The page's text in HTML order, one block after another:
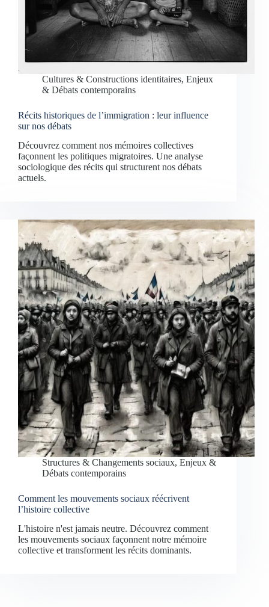
Cultures & Constructions identitaires, Enjeux
& Débats contemporains
Récits historiques de l’immigration : leur influence
sur nos débats
Découvrez comment nos mémoires collectives
façonnent les politiques migratoires. Une analyse
sociologique des récits qui structurent nos débats
actuels.
Structures & Changements sociaux, Enjeux &
Débats contemporains
Comment les mouvements sociaux réécrivent
l’histoire collective
L'histoire n'est jamais neutre. Découvrez comment
les mouvements sociaux façonnent notre mémoire
collective et transforment les récits dominants.